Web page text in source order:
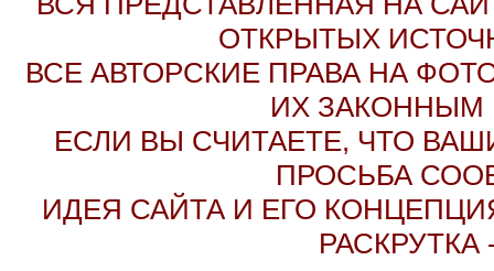
ОТКРЫТЫХ
ВСЕ АВТОРСКИЕ ПРАВА НА
ИХ ЗАКОННЫМ
ЕСЛИ ВЫ СЧИТАЕТЕ, ЧТО
ПРОСЬБА
ИДЕЯ САЙТА И ЕГО
РАСКРУТКА